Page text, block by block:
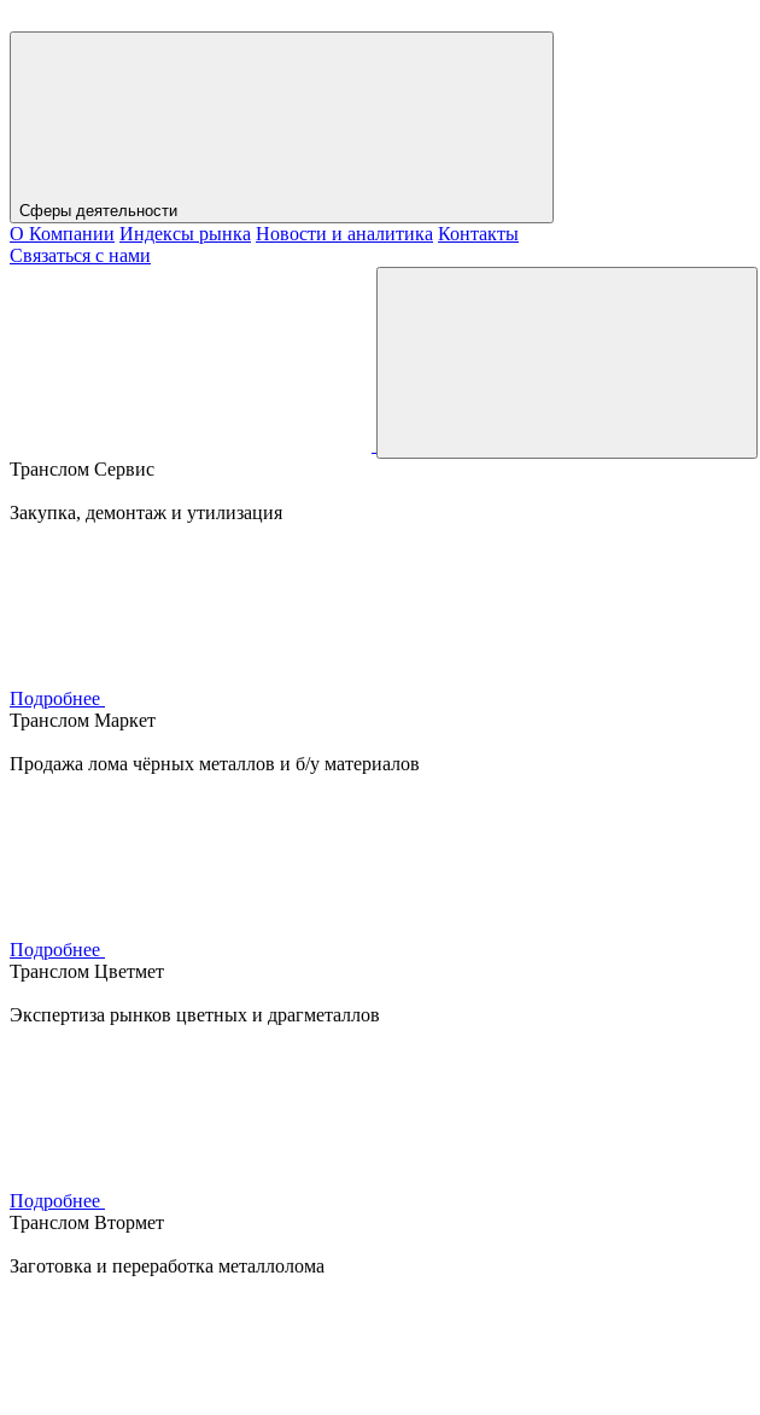
Сферы деятельности
О Компании Индексы рынка Новости и аналитика Контакты
Связаться с нами
Транслом Сервис
Закупка, демонтаж и утилизация
Подробнее
Транслом Маркет
Продажа лома чёрных металлов и б/у материалов
Подробнее
Транслом Цветмет
Экспертиза рынков цветных и драгметаллов
Подробнее
Транслом Втормет
Заготовка и переработка металлолома